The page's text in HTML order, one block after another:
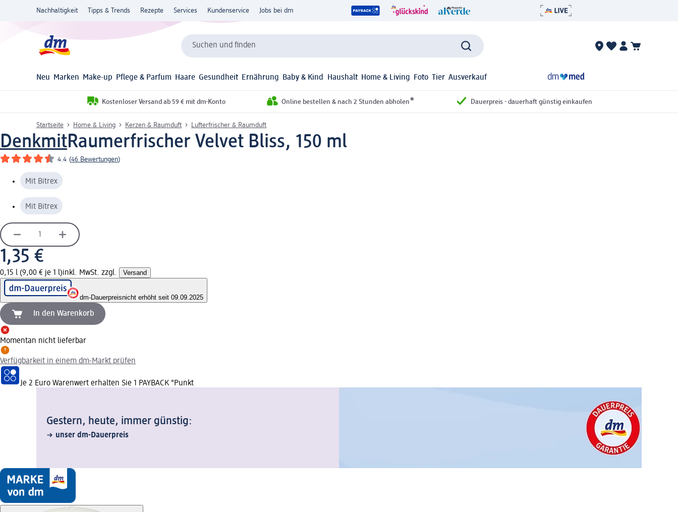
Nachhaltigkeit Tipps & Trends Rezepte Services Kundenservice Jobs bei dm
Suchen und finden
Neu Marken Make-up Pflege & Parfum Haare Gesundheit Ernährung Baby & Kind Haushalt Home & Living Foto Tier Ausverkauf
Kostenloser Versand ab 59 € mit dm-Konto Online bestellen & nach 2 Stunden abholen* Dauerpreis - dauerhaft günstig einkaufen
Startseite Home & Living Kerzen & Raumduft Lufterfrischer & Raumduft
DenkmitRaumerfrischer Velvet Bliss, 150 ml
4.4 (46 Bewertungen)
Mit Bitrex
Mit Bitrex
1,35 €
0,15 l (9,00 € je 1 l)inkl. MwSt. zzgl. Versand
dm-Dauerpreisnicht erhöht seit 09.09.2025
In den Warenkorb
Momentan nicht lieferbar
Verfügbarkeit in einem dm-Markt prüfen
Je 2 Euro Warenwert erhalten Sie 1 PAYBACK °Punkt
Gestern, heute, immer günstig:
unser dm-Dauerpreis